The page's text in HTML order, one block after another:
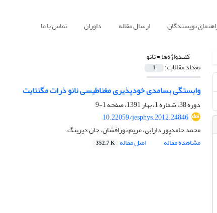
نویسندگان ارسال مقاله داوران تماس با ما
کلیدواژه‌ها =نانو
تعداد مقالات: 1
وابستگی بسامدی خودپذیری مغناطیسی نانو ذرات مگنتایت
دوره 38، شماره 1، بهار 1391، صفحه
1-9
10.22059/jesphys.2012.24846
محمد حامدپور دارابی، مریم نورافشان، جان دیرینگ
مشاهده مقاله
اصل مقاله 352.7 K